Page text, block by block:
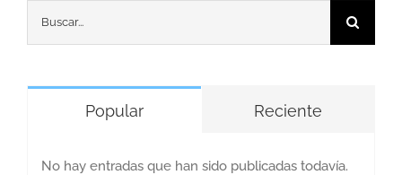
Buscar:
Popular Reciente
No hay entradas que han sido publicadas todavía.